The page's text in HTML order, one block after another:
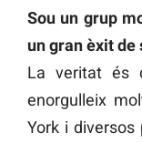
Sou un grup
un gran èxit de
La veritat és
enorgulleix
York i diversos